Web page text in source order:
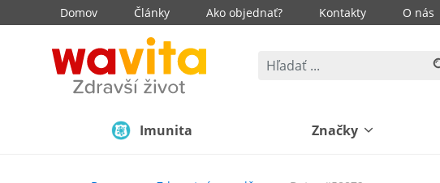
Domov Články Ako objednať? Kontakty O nás
Imunita Značky